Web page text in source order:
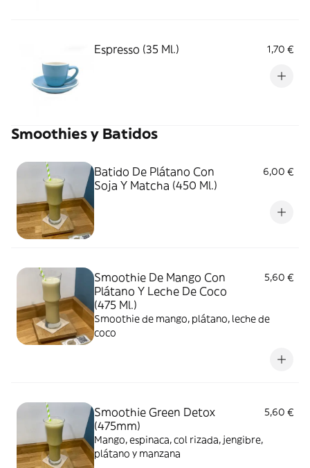
Espresso (35 Ml.) 1,70 €
Smoothies y Batidos
Batido De Plátano Con
Soja Y Matcha (450 Ml.)
6,00 €
Smoothie De Mango Con
Plátano Y Leche De Coco
(475 Ml.)
5,60 €
Smoothie de mango, plátano, leche de
coco
Smoothie Green Detox
(475mm)
5,60 €
Mango, espinaca, col rizada, jengibre,
plátano y manzana